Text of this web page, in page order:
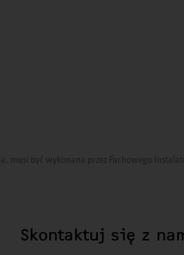
musi być wykonana przez Fachowego
Skontaktuj się z